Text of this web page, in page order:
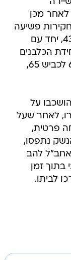
לאחר מכן
פשיעה
חמורה ובינלאומית (יאחב"ל) בלהב 433, יחד עם
הכלבנים
של שב"ס, מיד לאחר הירידה מכביש 6 לכביש 65,
על
לאחר שעל
פרטית,
נתפסו,
להב
בתוך זמן
לביתו.